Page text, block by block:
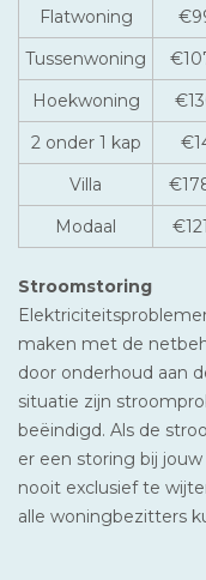
Flatwoning
Tussenwoning
Hoekwoning
2 onder 1 kap
Villa
Modaal
Stroomstoring
maken met de
door onderhoud aan
situatie zijn
beëindigd. Als de
er een storing bij
nooit exclusief te
alle woningbezitters